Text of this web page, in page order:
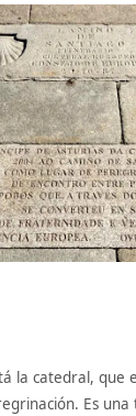
la catedral, que
Es una